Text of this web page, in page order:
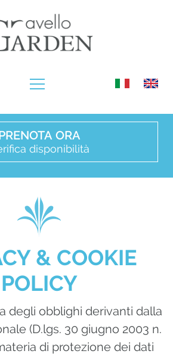
ORA
disponibilità
& COOKIE
POLICY
degli obblighi derivanti dalla
(D.lgs. 30 giugno 2003 n.
di protezione dei dati